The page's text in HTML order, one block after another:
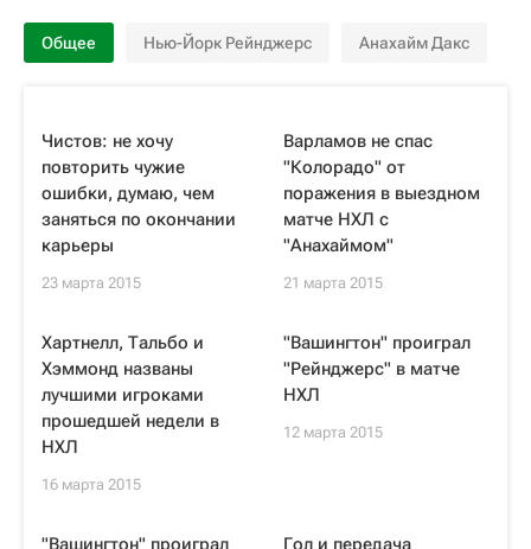
Общее Нью-Йорк Рейнджерс Анахайм Дакс
Чистов: не хочу
повторить чужие
ошибки, думаю, чем
заняться по окончании
карьеры
23 марта 2015
Варламов не спас
"Колорадо" от
поражения в выездном
матче НХЛ с
"Анахаймом"
21 марта 2015
Хартнелл, Тальбо и
Хэммонд названы
лучшими игроками
прошедшей недели в
НХЛ
16 марта 2015
"Вашингтон" проиграл
"Рейнджерс" в матче
НХЛ
12 марта 2015
"Вашингтон" проиграл
Гол и передача